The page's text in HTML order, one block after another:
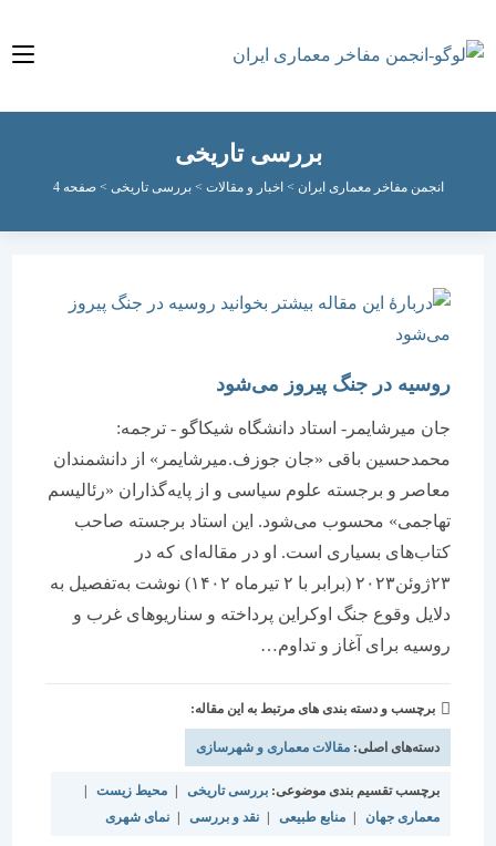
بررسی تاریخی
انجمن مفاخر معماری ایران > اخبار و مقالات>بررسی تاریخی >صفحه 4
روسیه در جنگ پیروز می‌شود
جان میرشایمر- استاد دانشگاه شیکاگو - ترجمه:
محمدحسین باقی «جان جوزف.میرشایمر» از دانشمندان
معاصر و برجسته‌ علوم سیاسی و از پایه‌گذاران «رئالیسم
تهاجمی» محسوب می‌شود. این استاد برجسته صاحب
کتاب‌های بسیاری است. او در مقاله‌ای که در
۲۳ژوئن۲۰۲۳ (برابر با ۲ تیرماه ۱۴۰۲) نوشت به‌تفصیل به
دلایل وقوع جنگ اوکراین پرداخته و سناریوهای غرب و
روسیه برای آغاز و تداوم…
برچسب و دسته بندی های مرتبط به این مقاله:
دسته‌های اصلی:مقالات معماری و شهرسازی
برچسب تقسیم بندی موضوعی:بررسی تاریخی | محیط زیست |
معماری جهان
| منابع طبیعی | نقد و بررسی | نمای شهری